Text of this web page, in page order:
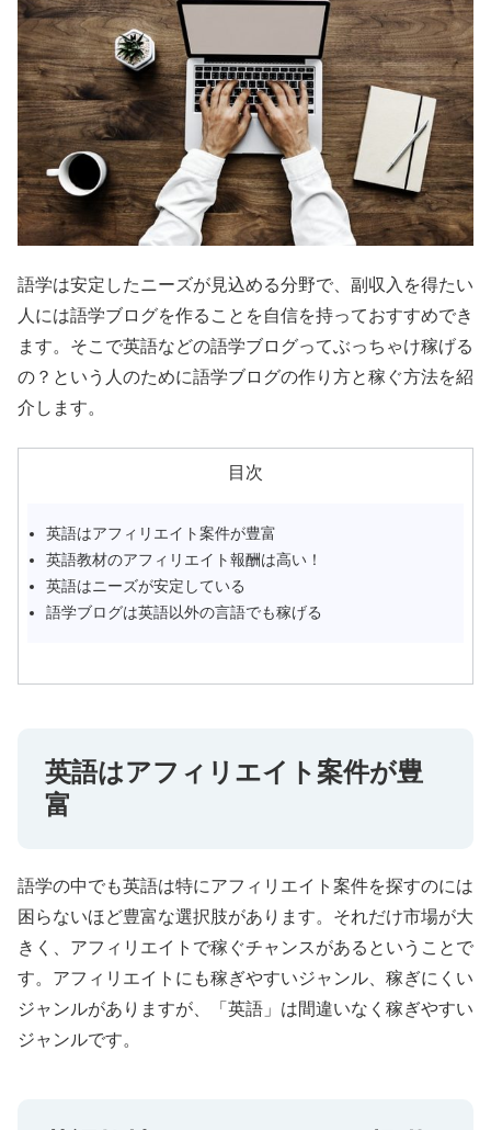
語学は安定したニーズが見込める分野で、副収入を得たい
人には語学ブログを作ることを自信を持っておすすめでき
ます。そこで英語などの語学ブログってぶっちゃけ稼げる
の？という人のために語学ブログの作り方と稼ぐ方法を紹
介します。
目次
英語はアフィリエイト案件が豊富
英語教材のアフィリエイト報酬は高い！
英語はニーズが安定している
語学ブログは英語以外の言語でも稼げる
英語はアフィリエイト案件が豊
富
語学の中でも英語は特にアフィリエイト案件を探すのには
困らないほど豊富な選択肢があります。それだけ市場が大
きく、アフィリエイトで稼ぐチャンスがあるということで
す。アフィリエイトにも稼ぎやすいジャンル、稼ぎにくい
ジャンルがありますが、「英語」は間違いなく稼ぎやすい
ジャンルです。